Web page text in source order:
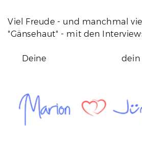
Viel Freude - und manchmal
"Gänsehaut" - mit den
Deine dein